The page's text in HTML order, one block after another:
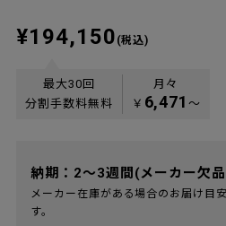
¥194,150 (税込)
最大30回
分割手数料無料
月々
￥ 6,471〜
納期：2～3週間(メーカー欠
メーカー在庫がある場合のお届け目
す。